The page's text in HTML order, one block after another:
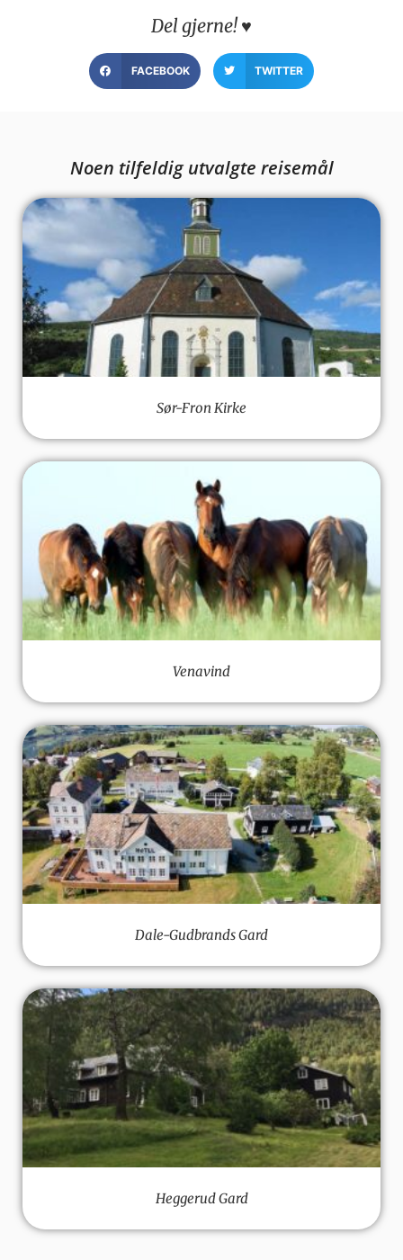
Del gjerne! ♥
FACEBOOK TWITTER
Noen tilfeldig utvalgte reisemål
Sør-Fron Kirke
Venavind
Dale-Gudbrands Gard
Heggerud Gard